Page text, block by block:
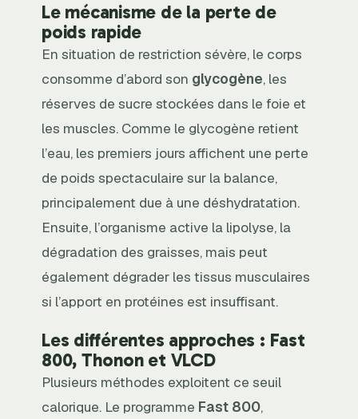
Le mécanisme de la perte de
poids rapide
En situation de restriction sévère, le corps
consomme d’abord son glycogène, les
réserves de sucre stockées dans le foie et
les muscles. Comme le glycogène retient
l’eau, les premiers jours affichent une perte
de poids spectaculaire sur la balance,
principalement due à une déshydratation.
Ensuite, l’organisme active la lipolyse, la
dégradation des graisses, mais peut
également dégrader les tissus musculaires
si l’apport en protéines est insuffisant.
Les différentes approches : Fast
800, Thonon et VLCD
Plusieurs méthodes exploitent ce seuil
calorique. Le programme Fast 800,